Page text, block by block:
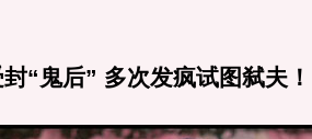
鬼后” 多次发疯试图弑夫！